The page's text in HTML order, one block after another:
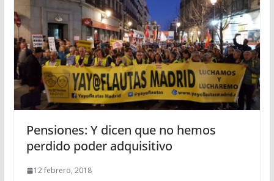
Pensiones: Y dicen que no hemos
perdido poder adquisitivo
12 febrero, 2018